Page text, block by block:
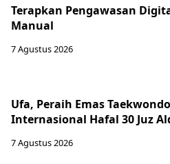
Terapkan Pengawasan
Manual
7 Agustus 2026
Ufa, Peraih Emas Taekwondo
Internasional Hafal 30 Juz
7 Agustus 2026